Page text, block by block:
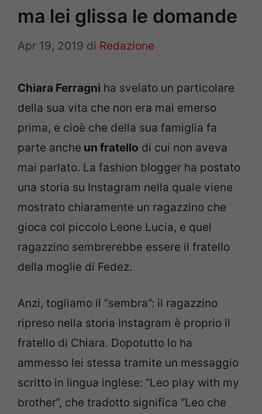
ma lei glissa le domande
Apr 19, 2019 di Redazione
Chiara Ferragni ha svelato un particolare
della sua vita che non era mai emerso
prima, e cioè che della sua famiglia fa
parte anche un fratello di cui non aveva
mai parlato. La fashion blogger ha postato
una storia su Instagram nella quale viene
mostrato chiaramente un ragazzino che
gioca col piccolo Leone Lucia, e quel
ragazzino sembrerebbe essere il fratello
della moglie di Fedez.
Anzi, togliamo il “sembra”: il ragazzino
ripreso nella storia Instagram è proprio il
fratello di Chiara. Dopotutto lo ha
ammesso lei stessa tramite un messaggio
scritto in lingua inglese: “Leo play with my
brother”, che tradotto significa “Leo che